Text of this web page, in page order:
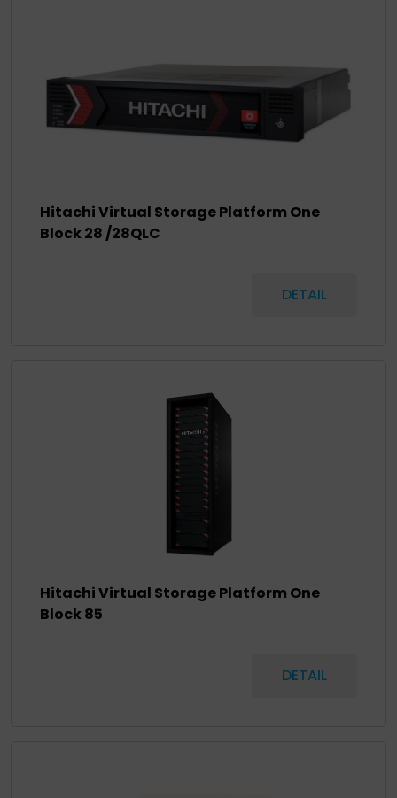
Hitachi Virtual Storage Platform One
Block 28 /28QLC
DETAIL
Hitachi Virtual Storage Platform One
Block 85
DETAIL